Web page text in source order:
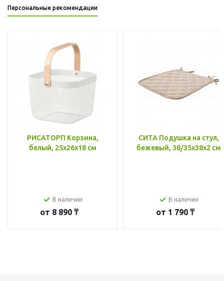
Персональные рекомендации
РИСАТОРП Корзина,
белый, 25x26x18 см
В наличии
от 8 890 ₸
СИТА Подушка на стул,
бежевый, 38/35x38x2 см
В наличии
от 1 790 ₸